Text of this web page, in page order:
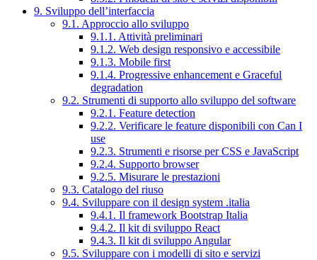
9. Sviluppo dell’interfaccia
9.1. Approccio allo sviluppo
9.1.1. Attività preliminari
9.1.2. Web design responsivo e accessibile
9.1.3. Mobile first
9.1.4. Progressive enhancement e Graceful
degradation
9.2. Strumenti di supporto allo sviluppo del software
9.2.1. Feature detection
9.2.2. Verificare le feature disponibili con Can I
use
9.2.3. Strumenti e risorse per CSS e JavaScript
9.2.4. Supporto browser
9.2.5. Misurare le prestazioni
9.3. Catalogo del riuso
9.4. Sviluppare con il design system .italia
9.4.1. Il framework Bootstrap Italia
9.4.2. Il kit di sviluppo React
9.4.3. Il kit di sviluppo Angular
9.5. Sviluppare con i modelli di sito e servizi